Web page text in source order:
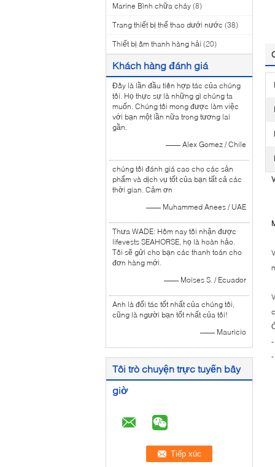
Marine Bình chữa cháy (8)
Trang thiết bị thể thao dưới nước (38)
Thiết bị âm thanh hàng hải (20)
Khách hàng đánh giá
Đây là lần đầu tiên hợp tác của chúng
tôi. Họ thực sự là những gì chúng ta
muốn. Chúng tôi mong được làm việc
với bạn một lần nữa trong tương lai
gần.
—— Alex Gomez / Chile
chúng tôi đánh giá cao cho các sản
phẩm và dịch vụ tốt của bạn tất cả các
thời gian. Cảm ơn
—— Muhammed Anees / UAE
Thưa WADE: Hôm nay tôi nhận được
lifevests SEAHORSE, họ là hoàn hảo.
Tôi sẽ gửi cho bạn các thanh toán cho
đơn hàng mới.
—— Moises S. / Ecuador
Anh là đối tác tốt nhất của chúng tôi,
cũng là người bạn tốt nhất của tôi!
—— Mauricio
Tôi trò chuyện trực tuyến bây
giờ